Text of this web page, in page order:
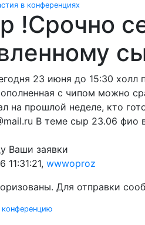
в конференциях
!Срочно
23 июня до 15:30 холл
с чипом можно
на прошлой неделе, кто
В теме сыр 23.06 фио
Ваши заявки
11:31:21, wwwoproz
Для отправки
конференцию